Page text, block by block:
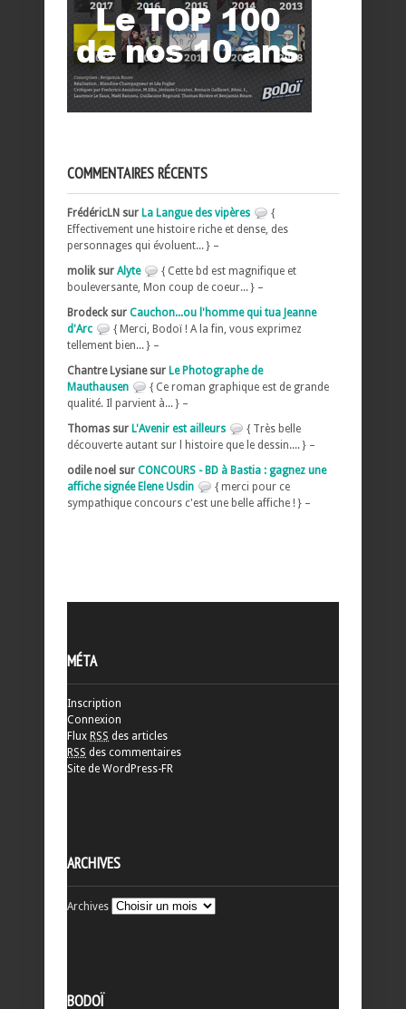
COMMENTAIRES RÉCENTS
FrédéricLN sur La Langue des vipères
{
Effectivement une histoire riche et dense, des
personnages qui évoluent... } –
molik sur Alyte
{ Cette bd est magnifique et
bouleversante, Mon coup de coeur... } –
Brodeck sur Cauchon...ou l'homme qui tua Jeanne
d'Arc
{ Merci, Bodoï ! A la fin, vous exprimez
tellement bien... } –
Chantre Lysiane sur Le Photographe de
Mauthausen
{ Ce roman graphique est de grande
qualité. Il parvient à... } –
Thomas sur L'Avenir est ailleurs
{ Très belle
découverte autant sur l histoire que le dessin.... } –
odile noel sur CONCOURS - BD à Bastia : gagnez une
affiche signée Elene Usdin
{ merci pour ce
sympathique concours c'est une belle affiche ! } –
MÉTA
Inscription
Connexion
Flux RSS des articles
RSS des commentaires
Site de WordPress-FR
ARCHIVES
Archives
BODOÏ